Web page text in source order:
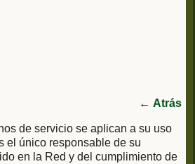
← Atrás
de servicio se aplican a su uso
el único responsable de su
en la Red y del cumplimiento de